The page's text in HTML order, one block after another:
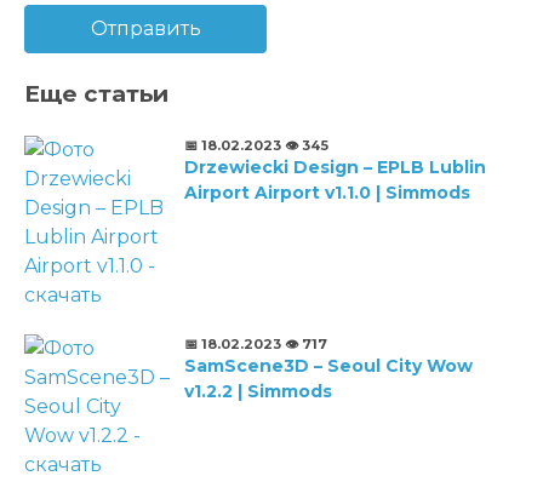
Отправить
Еще статьи
📅 18.02.2023 👁️ 345
Drzewiecki Design – EPLB Lublin
Airport Airport v1.1.0 | Simmods
📅 18.02.2023 👁️ 717
SamScene3D – Seoul City Wow
v1.2.2 | Simmods